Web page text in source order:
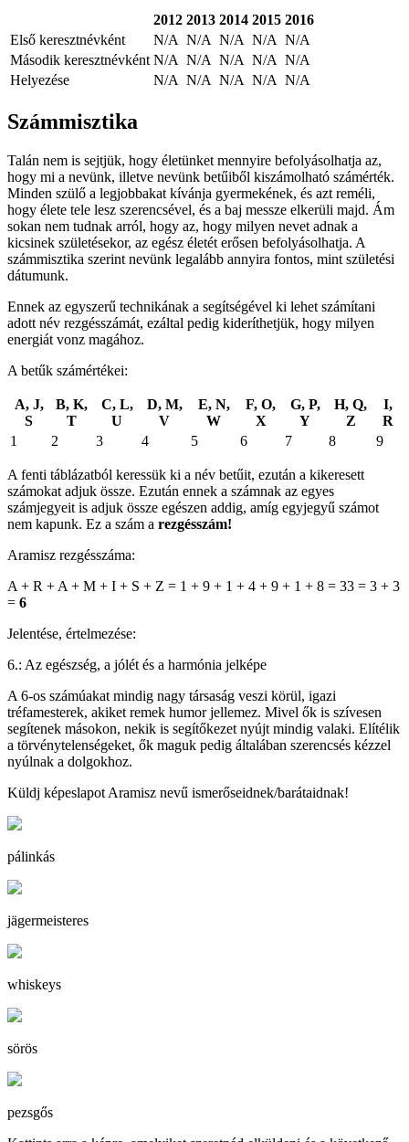
2012 2013 2014 2015 2016
Első keresztnévként
N/A N/A N/A N/A N/A
Második keresztnévként N/A N/A N/A N/A N/A
Helyezése
N/A N/A N/A N/A N/A
Számmisztika
Talán nem is sejtjük, hogy életünket mennyire befolyásolhatja az,
hogy mi a nevünk, illetve nevünk betűiből kiszámolható számérték.
Minden szülő a legjobbakat kívánja gyermekének, és azt reméli,
hogy élete tele lesz szerencsével, és a baj messze elkerüli majd. Ám
sokan nem tudnak arról, hogy az, hogy milyen nevet adnak a
kicsinek születésekor, az egész életét erősen befolyásolhatja. A
számmisztika szerint nevünk legalább annyira fontos, mint születési
dátumunk.
Ennek az egyszerű technikának a segítségével ki lehet számítani
adott név rezgésszámát, ezáltal pedig kideríthetjük, hogy milyen
energiát vonz magához.
A betűk számértékei:
A, J,
S
B, K,
T
C, L,
U
D, M,
V
E, N,
W
F, O,
X
G, P,
Y
H, Q,
Z
I,
R
1
2 3 4 5 6 7 8 9
A fenti táblázatból keressük ki a név betűit, ezután a kikeresett
számokat adjuk össze. Ezután ennek a számnak az egyes
számjegyeit is adjuk össze egészen addig, amíg egyjegyű számot
nem kapunk. Ez a szám a rezgésszám!
Aramisz rezgésszáma:
A + R + A + M + I + S + Z = 1 + 9 + 1 + 4 + 9 + 1 + 8 = 33 = 3 + 3
= 6
Jelentése, értelmezése:
6.: Az egészség, a jólét és a harmónia jelképe
A 6-os számúakat mindig nagy társaság veszi körül, igazi
tréfamesterek, akiket remek humor jellemez. Mivel ők is szívesen
segítenek másokon, nekik is segítőkezet nyújt mindig valaki. Elítélik
a törvénytelenségeket, ők maguk pedig általában szerencsés kézzel
nyúlnak a dolgokhoz.
Küldj képeslapot Aramisz nevű ismerőseidnek/barátaidnak!
pálinkás
jägermeisteres
whiskeys
sörös
pezsgős